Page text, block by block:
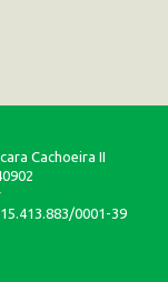
Cachoeira II
0001-39